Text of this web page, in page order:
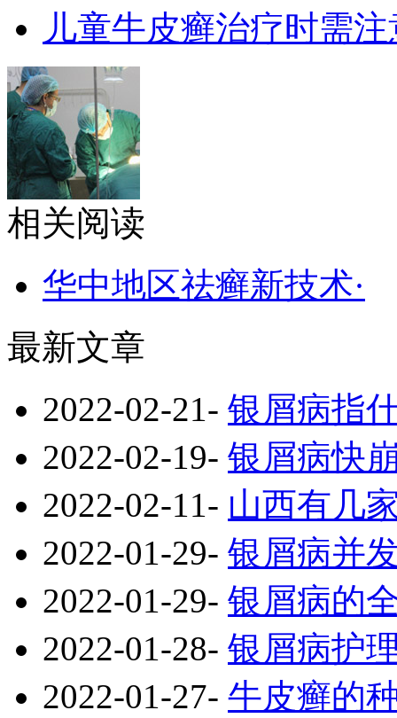
儿童牛皮癣治疗时需
相关阅读
华中地区祛癣新技术·
最新文章
2022-02-21- 银屑病指
2022-02-19- 银屑病快
2022-02-11- 山西有几
2022-01-29- 银屑病并
2022-01-29- 银屑病的
2022-01-28- 银屑病护
2022-01-27- 牛皮癣的